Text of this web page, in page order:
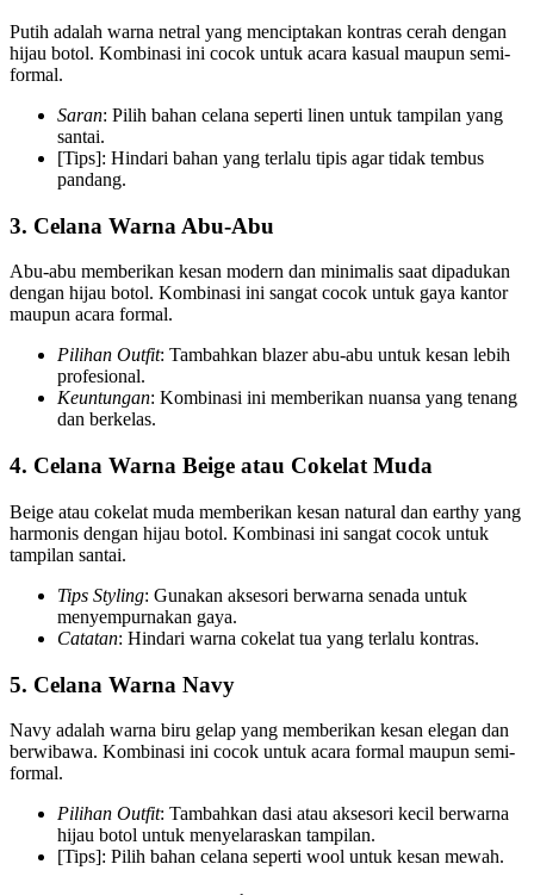
Putih adalah warna netral yang menciptakan kontras cerah dengan
hijau botol. Kombinasi ini cocok untuk acara kasual maupun semi-
formal.
Saran: Pilih bahan celana seperti linen untuk tampilan yang
santai.
[Tips]: Hindari bahan yang terlalu tipis agar tidak tembus
pandang.
3. Celana Warna Abu-Abu
Abu-abu memberikan kesan modern dan minimalis saat dipadukan
dengan hijau botol. Kombinasi ini sangat cocok untuk gaya kantor
maupun acara formal.
Pilihan Outfit: Tambahkan blazer abu-abu untuk kesan lebih
profesional.
Keuntungan: Kombinasi ini memberikan nuansa yang tenang
dan berkelas.
4. Celana Warna Beige atau Cokelat Muda
Beige atau cokelat muda memberikan kesan natural dan earthy yang
harmonis dengan hijau botol. Kombinasi ini sangat cocok untuk
tampilan santai.
Tips Styling: Gunakan aksesori berwarna senada untuk
menyempurnakan gaya.
Catatan: Hindari warna cokelat tua yang terlalu kontras.
5. Celana Warna Navy
Navy adalah warna biru gelap yang memberikan kesan elegan dan
berwibawa. Kombinasi ini cocok untuk acara formal maupun semi-
formal.
Pilihan Outfit: Tambahkan dasi atau aksesori kecil berwarna
hijau botol untuk menyelaraskan tampilan.
[Tips]: Pilih bahan celana seperti wool untuk kesan mewah.